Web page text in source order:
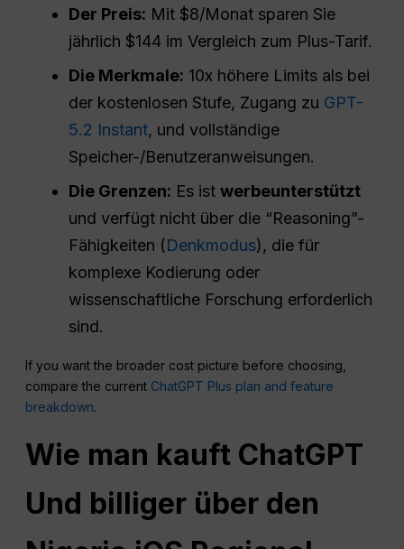
Der Preis: Mit $8/Monat sparen Sie
jährlich $144 im Vergleich zum Plus-Tarif.
Die Merkmale: 10x höhere Limits als bei
der kostenlosen Stufe, Zugang zu GPT-
5.2 Instant, und vollständige
Speicher-/Benutzeranweisungen.
Die Grenzen: Es istwerbeunterstützt
und verfügt nicht über die “Reasoning”-
Fähigkeiten (Denkmodus), die für
komplexe Kodierung oder
wissenschaftliche Forschung erforderlich
sind.
If you want the broader cost picture before choosing,
compare the current ChatGPT Plus plan and feature
breakdown.
Wie man kauft ChatGPT
Und billiger über den